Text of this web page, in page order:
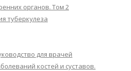
органов. Том 2
туберкулеза
для врачей
костей и суставов.